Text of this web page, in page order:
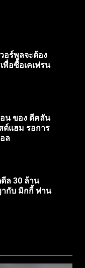
อร์พูลจะต้อง
พื่อซื้อเคเฟรน
น ของ ดีคลัน
ต์แฮม รอการ
ล
ล 30 ล้าน
กับ มิกกี้ ฟาน